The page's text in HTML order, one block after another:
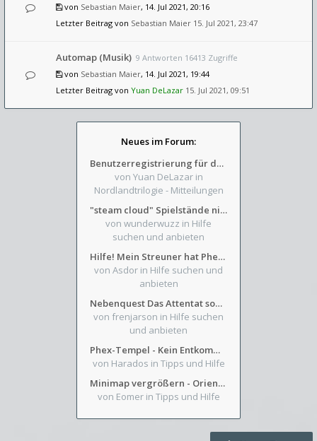
von Sebastian Maier, 14. Jul 2021, 20:16
Letzter Beitrag von Sebastian Maier 15. Jul 2021, 23:47
Automap (Musik) 9 Antworten 16413 Zugriffe
von Sebastian Maier, 14. Jul 2021, 19:44
Letzter Beitrag von Yuan DeLazar 15. Jul 2021, 09:51
Neues im Forum:
Benutzerregistrierung für das SchickHD-/SchweifHD-Forum gesperrt
von Yuan DeLazar in
Nordlandtrilogie - Mitteilungen
"steam cloud" Spielstände nicht verfügbar
von wunderwuzz in Hilfe
suchen und anbieten
Hilfe! Mein Streuner hat Phexens Gunst verloren...
von Asdor in Hilfe suchen und
anbieten
Nebenquest Das Attentat sowie Beilunker Reiter und zwei kleine Ausrüstungsfragen
von frenjarson in Hilfe suchen
und anbieten
Phex-Tempel - Kein Entkommen aus Weinkeller/Bibliothek Trakt
von Harados in Tipps und Hilfe
Minimap vergrößern - Orientierung in Blutzinnen
von Eomer in Tipps und Hilfe